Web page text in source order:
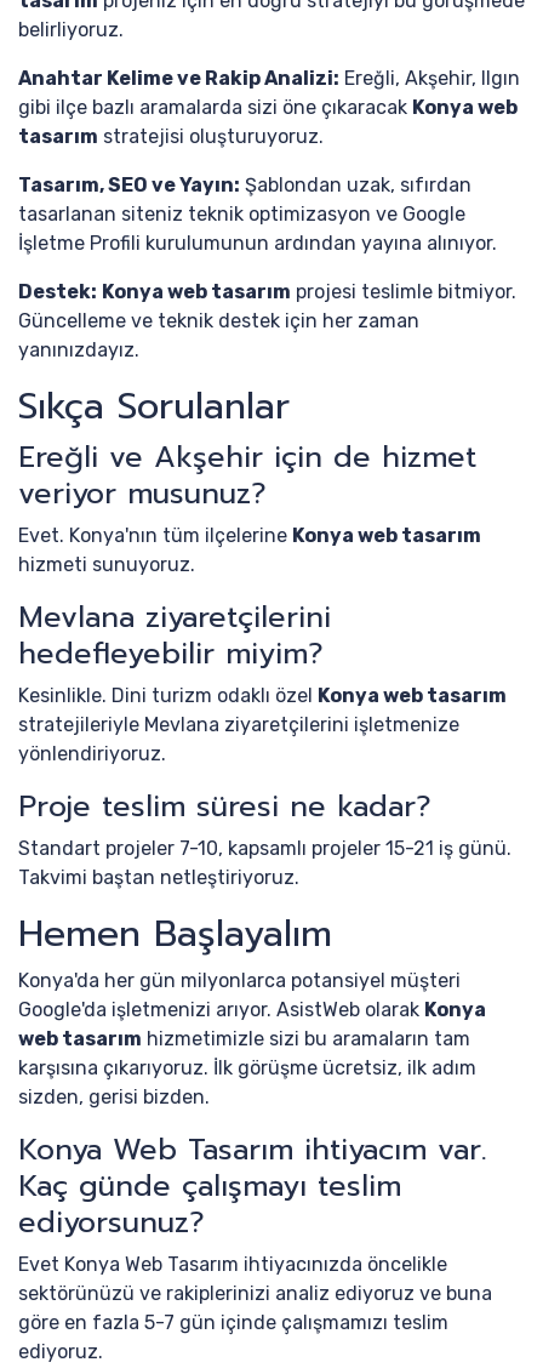
belirliyoruz.
Anahtar Kelime ve Rakip Analizi: Ereğli, Akşehir, Ilgın
gibi ilçe bazlı aramalarda sizi öne çıkaracak Konya web
tasarım stratejisi oluşturuyoruz.
Tasarım, SEO ve Yayın: Şablondan uzak, sıfırdan
tasarlanan siteniz teknik optimizasyon ve Google
İşletme Profili kurulumunun ardından yayına alınıyor.
Destek: Konya web tasarım projesi teslimle bitmiyor.
Güncelleme ve teknik destek için her zaman
yanınızdayız.
Sıkça Sorulanlar
Ereğli ve Akşehir için de hizmet
veriyor musunuz?
Evet. Konya'nın tüm ilçelerine Konya web tasarım
hizmeti sunuyoruz.
Mevlana ziyaretçilerini
hedefleyebilir miyim?
Kesinlikle. Dini turizm odaklı özel Konya web tasarım
stratejileriyle Mevlana ziyaretçilerini işletmenize
yönlendiriyoruz.
Proje teslim süresi ne kadar?
Standart projeler 7-10, kapsamlı projeler 15-21 iş günü.
Takvimi baştan netleştiriyoruz.
Hemen Başlayalım
Konya'da her gün milyonlarca potansiyel müşteri
Google'da işletmenizi arıyor. AsistWeb olarak Konya
web tasarım hizmetimizle sizi bu aramaların tam
karşısına çıkarıyoruz. İlk görüşme ücretsiz, ilk adım
sizden, gerisi bizden.
Konya Web Tasarım ihtiyacım var.
Kaç günde çalışmayı teslim
ediyorsunuz?
Evet Konya Web Tasarım ihtiyacınızda öncelikle
sektörünüzü ve rakiplerinizi analiz ediyoruz ve buna
göre en fazla 5-7 gün içinde çalışmamızı teslim
ediyoruz.